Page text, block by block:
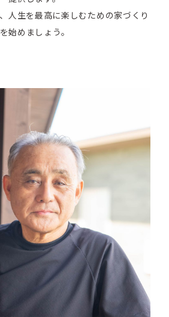
人生を最高に楽しむための家づくり
を始めましょう。